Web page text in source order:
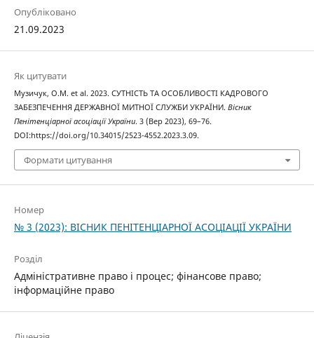
Опубліковано
21.09.2023
Як цитувати
Музичук, О.М. et al. 2023. СУТНІСТЬ ТА ОСОБЛИВОСТІ КАДРОВОГО
ЗАБЕЗПЕЧЕННЯ ДЕРЖАВНОЇ МИТНОЇ СЛУЖБИ УКРАЇНИ. Вісник
Пенітенціарної асоціації України. 3 (Вер 2023), 69–76.
DOI:https://doi.org/10.34015/2523-4552.2023.3.09.
Формати цитування
Номер
№ 3 (2023): ВІСНИК ПЕНІТЕНЦІАРНОЇ АСОЦІАЦІЇ УКРАЇНИ
Розділ
Адміністративне право і процес; фінансове право;
інформаційне право